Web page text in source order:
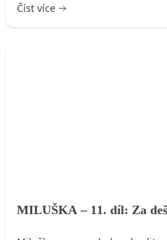
Číst více
MILUŠKA – 11. díl: Za